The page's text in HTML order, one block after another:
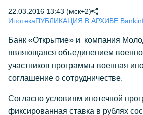
22.03.2016 13:43 (мск+2)
ИпотекаПУБЛИКАЦИЯ В АРХИВЕ
Банк «Открытие» и компания
являющаяся объединением
участников программы военная
соглашение о сотрудничестве.
Согласно условиям ипотечной
фиксированная ставка в рублях